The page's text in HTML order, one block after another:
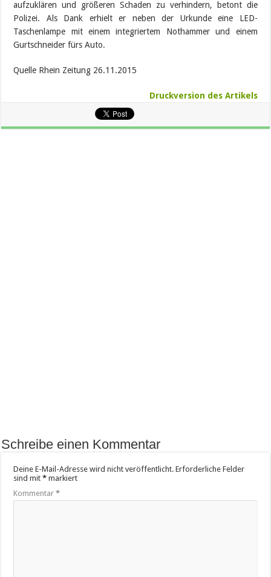
aufzuklären und größeren Schaden zu verhindern, betont die
Polizei. Als Dank erhielt er neben der Urkunde eine LED-
Taschenlampe mit einem integriertem Nothammer und einem
Gurtschneider fürs Auto.
Quelle Rhein Zeitung 26.11.2015
Druckversion des Artikels
Schreibe einen Kommentar
Deine E-Mail-Adresse wird nicht veröffentlicht. Erforderliche Felder
sind mit* markiert
Kommentar*